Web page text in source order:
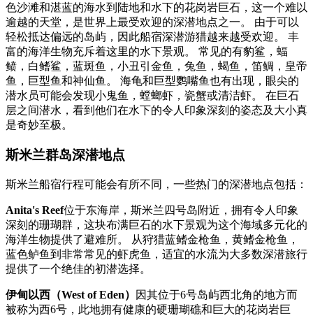
色沙滩和湛蓝的海水到陆地和水下的花岗岩巨石，这一个难以
逾越的天堂，是世界上最受欢迎的深潜地点之一。 由于可以
轻松抵达偏远的岛屿，因此船宿深潜游猎越来越受欢迎。 丰
富的海洋生物充斥着这里的水下景观。 常见的有豹鲨，蝠
鲼，白鳍鲨，蓝斑鱼，小丑引金鱼，兔鱼，蝎鱼，笛鲷，皇帝
鱼，巨型鱼和神仙鱼。 海龟和巨型鹦嘴鱼也有出现，眼尖的
潜水员可能会发现小鬼鱼，螳螂虾，瓷蟹或清洁虾。 在巨石
层之间潜水，看到他们在水下的令人印象深刻的姿态及大小真
是奇妙至极。
斯米兰群岛深潜地点
斯米兰船宿行程可能会有所不同，一些热门的深潜地点包括：
Anita's Reef位于东海岸，斯米兰四号岛附近，拥有令人印象
深刻的珊瑚群，这块布满巨石的水下景观为这个海域多元化的
海洋生物提供了避难所。 从狩猎蓝鳍金枪鱼，黄鳍金枪鱼，
蓝色鲈鱼到非常常见的虾虎鱼，适宜的水流为大多数深潜旅行
提供了一个绝佳的初潜选择。
伊甸以西（West of Eden）
因其位于6号岛屿西北角的地方而
被称为西6号，此地拥有健康的硬珊瑚礁和巨大的花岗岩巨